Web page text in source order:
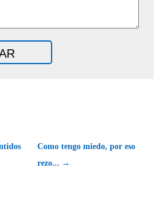
Como tengo miedo, por eso
rezo... →